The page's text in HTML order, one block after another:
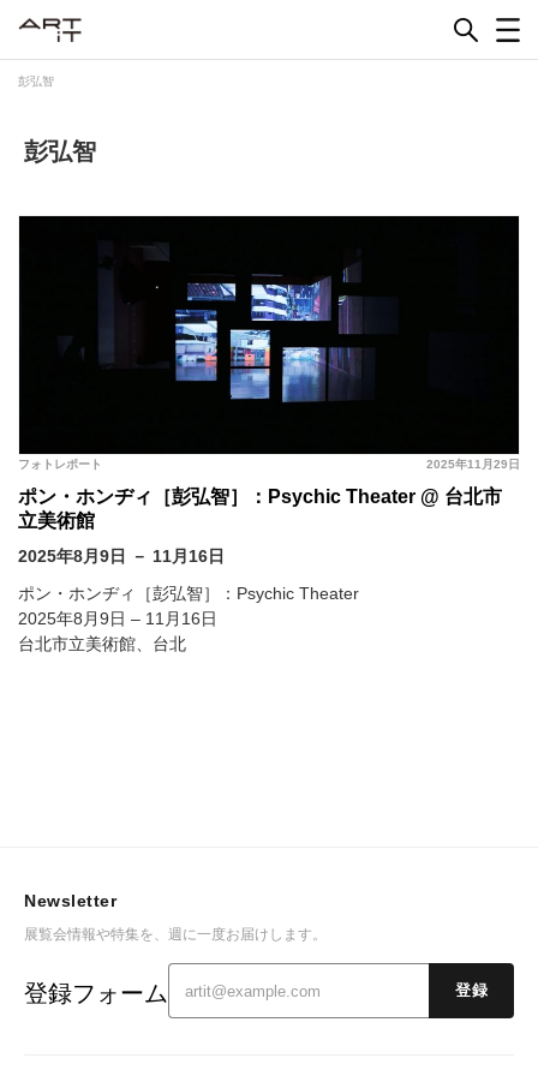
彭弘智
彭弘智
2025年11月29日
フォトレポート
ポン・ホンヂィ［彭弘智］：Psychic Theater @ 台北市
立美術館
2025年8月9日 － 11月16日
ポン・ホンヂィ［彭弘智］：Psychic Theater
2025年8月9日 – 11月16日
台北市立美術館、台北
Newsletter
展覧会情報や特集を、週に一度お届けします。
登録フォーム 登録